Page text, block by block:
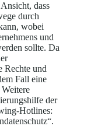
dass
durch
wobei
und
sollte. Da
Rechte und
Fall eine
der
Hotlines: